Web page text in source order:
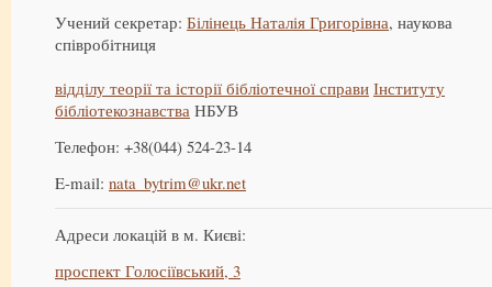
Учений секретар: Білінець Наталія Григорівна, наукова
співробітниця
відділу теорії та історії бібліотечної справи Інституту
бібліотекознавства НБУВ
Телефон: +38(044) 524-23-14
E-mail: nata_bytrim@ukr.net
Адреси локацій в м. Києві:
проспект Голосіївський, 3